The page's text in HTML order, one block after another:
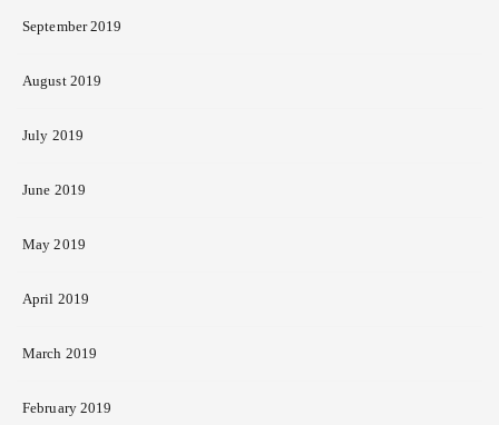
September 2019
August 2019
July 2019
June 2019
May 2019
April 2019
March 2019
February 2019